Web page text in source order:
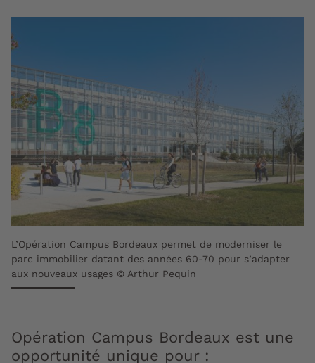
L’Opération Campus Bordeaux permet de moderniser le
parc immobilier datant des années 60-70 pour s’adapter
aux nouveaux usages © Arthur Pequin
Opération Campus Bordeaux est une
opportunité unique pour :